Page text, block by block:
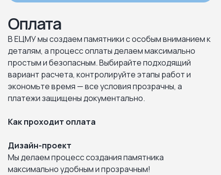
Оплата
В ЕЦМУ мы создаем памятники с особым вниманием к
деталям, а процесс оплаты делаем максимально
простым и безопасным. Выбирайте подходящий
вариант расчета, контролируйте этапы работ и
экономьте время — все условия прозрачны, а
платежи защищены документально.
Как проходит оплата
Дизайн-проект
Мы делаем процесс создания памятника
максимально удобным и прозрачным!